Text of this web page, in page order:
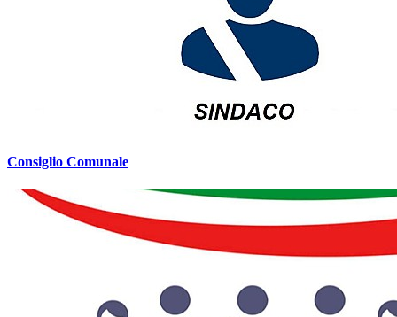
Consiglio Comunale